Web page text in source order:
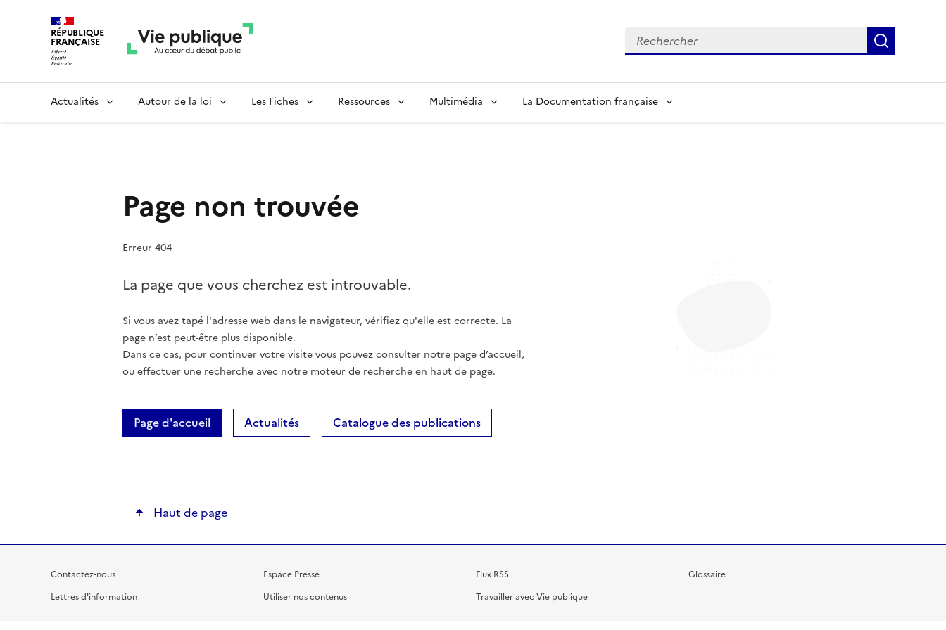
RÉPUBLIQUE
FRANÇAISE Recherche
Actualités Autour de la loi Les Fiches Ressources Multimédia La Documentation française
Page non trouvée
Erreur 404
La page que vous cherchez est introuvable.
Si vous avez tapé l'adresse web dans le navigateur, vérifiez qu'elle est correcte. La
page n’est peut-être plus disponible.
Dans ce cas, pour continuer votre visite vous pouvez consulter notre page d’accueil,
ou effectuer une recherche avec notre moteur de recherche en haut de page.
Page d'accueil Actualités Catalogue des publications
Haut de page
Contactez-nous
Lettres d'information
Espace Presse
Utiliser nos contenus
Flux RSS
Travailler avec Vie publique
Glossaire